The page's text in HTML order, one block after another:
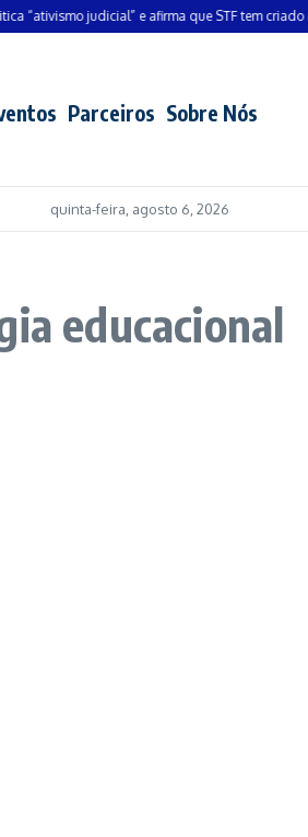
judicial” e afirma que STF tem criado
Parceiros Sobre Nós
quinta-feira, agosto 6, 2026
educacional